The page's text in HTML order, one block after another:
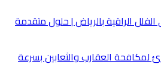
الراقية بالرياض | حلول متقدمة
لمكافحة العقارب والثعابين بسرعة